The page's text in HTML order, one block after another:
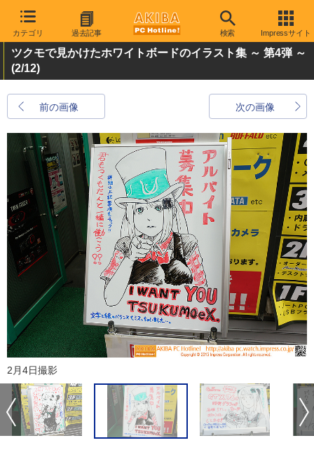
カテゴリ 過去記事 検索 Impressサイト
ツクモで見かけたホワイトボードのイラスト集 ～ 第4弾 ～
(2/12)
前の画像 次の画像
2月4日撮影